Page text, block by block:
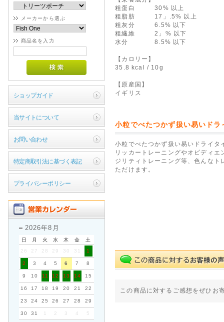
メーカーから選ぶ
商品名を入力
ショップガイド
当サイトについて
お問い合わせ
特定商取引法に基づく表記
プライバシーポリシー
2026年8月
日 月 火 水 木 金
土
26
27 28 29 30 31 1
2 3 4 5 6 7 8
9 10 11 12 13 14 15
16 17 18 19 20 21 22
23 24 25 26 27 28 29
30 31 1 2 3 4 5
粗蛋白 30% 以上
粗脂肪 17」.5% 以上
粗灰分 6.5% 以下
粗繊維 2」% 以下
水分 8.5% 以下
【カロリー】
35.8 kcal / 10g
【原産国】
イギリス
小粒でべたつかず扱い易いドラ
小粒でべたつかず扱い易いドライタ
リッカートレーニングやオビディエ
ジリティトレーニング等、色んなト
ただけます。
この商品に対するご感想をぜひお